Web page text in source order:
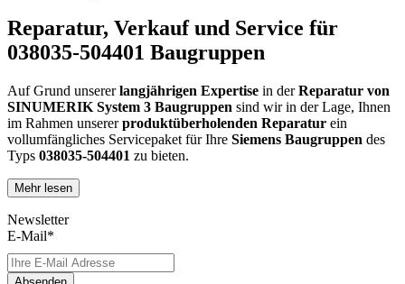
Reparatur, Verkauf und Service für
038035-504401 Baugruppen
Auf Grund unsererlangjährigen Expertise in derReparatur von
SINUMERIK System 3 Baugruppen sind wir in der Lage, Ihnen
im Rahmen unsererproduktüberholenden Reparatur ein
vollumfängliches Servicepaket für Ihre Siemens Baugruppen des
Typs 038035-504401 zu bieten.
Dies unterscheidet unsere
konventionellen Reparaturen:
oder einem höheren Verschleiß unterliegen
Anlehnung unserer Reparatur an die EG-
Mehr lesen
Newsletter
E-Mail*